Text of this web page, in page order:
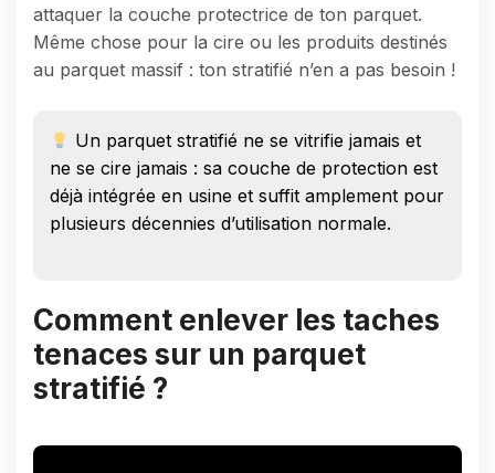
attaquer la couche protectrice de ton parquet.
Même chose pour la cire ou les produits destinés
au parquet massif : ton stratifié n’en a pas besoin !
Un parquet stratifié ne se vitrifie jamais et
ne se cire jamais : sa couche de protection est
déjà intégrée en usine et suffit amplement pour
plusieurs décennies d’utilisation normale.
Comment enlever les taches
tenaces sur un parquet
stratifié ?